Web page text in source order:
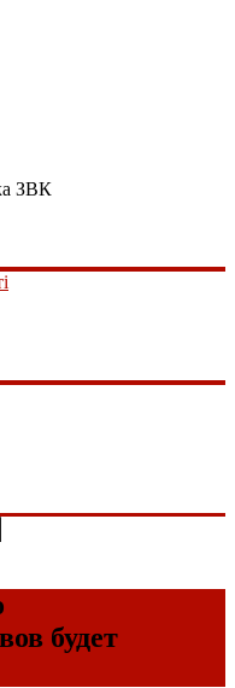
ЗВК
будет